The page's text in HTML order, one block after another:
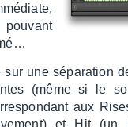
pouvant
sur une sépa­ra­tion
(même si le
aux
et Hit (un